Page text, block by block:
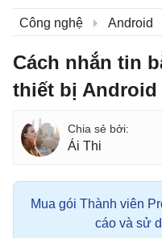
Công nghệ Android
Cách nhắn tin
thiết bị Android
Ái Thi
Mua gói Thành viên
cáo và sử